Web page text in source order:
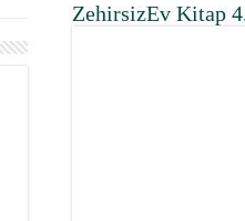
ZehirsizEv Kitap 4.